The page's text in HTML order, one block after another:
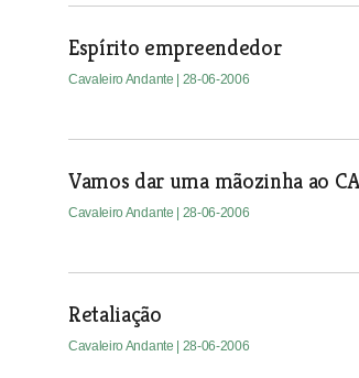
Espírito empreendedor
Cavaleiro Andante | 28-06-2006
Vamos dar uma mãozinha ao
Cavaleiro Andante | 28-06-2006
Retaliação
Cavaleiro Andante | 28-06-2006